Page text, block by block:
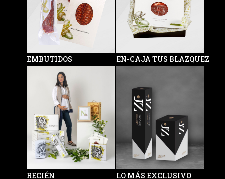
EMBUTIDOS EN-CAJA TUS BLAZQUEZ
RECIÉN
LO MÁS EXCLUSIVO